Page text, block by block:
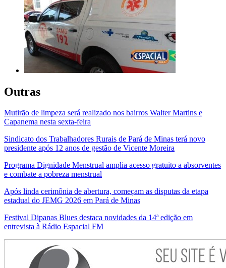
Outras
Mutirão de limpeza será realizado nos bairros Walter Martins e
Capanema nesta sexta-feira
Sindicato dos Trabalhadores Rurais de Pará de Minas terá novo
presidente após 12 anos de gestão de Vicente Moreira
Programa Dignidade Menstrual amplia acesso gratuito a absorventes
e combate a pobreza menstrual
Após linda cerimônia de abertura, começam as disputas da etapa
estadual do JEMG 2026 em Pará de Minas
Festival Dipanas Blues destaca novidades da 14ª edição em
entrevista à Rádio Espacial FM